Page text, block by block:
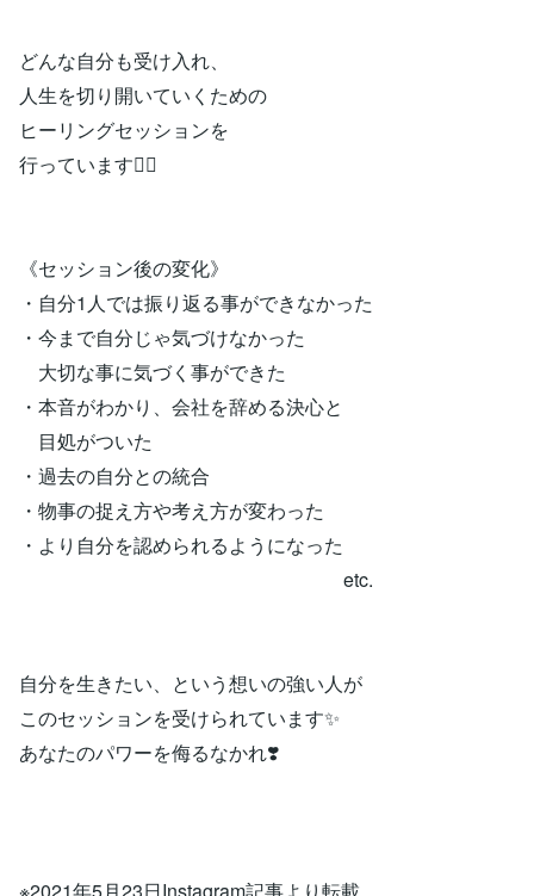
どんな自分も受け入れ、
人生を切り開いていくための
ヒーリングセッションを
行っています🧚‍♀️
《セッション後の変化》
・自分1人では振り返る事ができなかった
・今まで自分じゃ気づけなかった
大切な事に気づく事ができた
・本音がわかり、会社を辞める決心と
目処がついた
・過去の自分との統合
・物事の捉え方や考え方が変わった
・より自分を認められるようになった
etc.
自分を生きたい、という想いの強い人が
このセッションを受けられています✨
あなたのパワーを侮るなかれ❣️
※2021年5月23日Instagram記事より転載